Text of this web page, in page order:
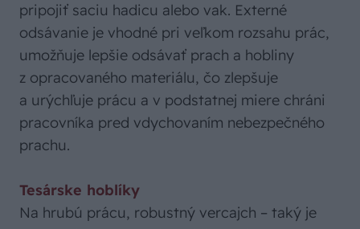
pripojiť saciu hadicu alebo vak. Externé
odsávanie je vhodné pri veľkom rozsahu prác,
umožňuje lepšie odsávať prach a hobliny
z opracovaného materiálu, čo zlepšuje
a urýchľuje prácu a v podstatnej miere chráni
pracovníka pred vdychovaním nebezpečného
prachu.
Tesárske hoblíky
Na hrubú prácu, robustný vercajch – taký je